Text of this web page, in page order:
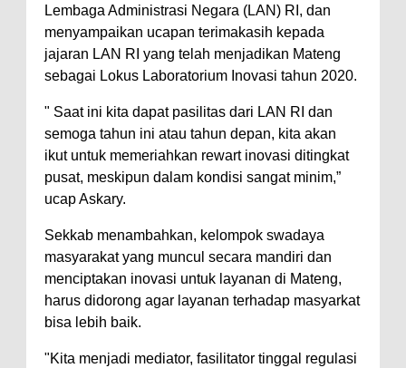
Lembaga Administrasi Negara (LAN) RI, dan
menyampaikan ucapan terimakasih kepada
jajaran LAN RI yang telah menjadikan Mateng
sebagai Lokus Laboratorium Inovasi tahun 2020.
" Saat ini kita dapat pasilitas dari LAN RI dan
semoga tahun ini atau tahun depan, kita akan
ikut untuk memeriahkan rewart inovasi ditingkat
pusat, meskipun dalam kondisi sangat minim,”
ucap Askary.
Sekkab menambahkan, kelompok swadaya
masyarakat yang muncul secara mandiri dan
menciptakan inovasi untuk layanan di Mateng,
harus didorong agar layanan terhadap masyarkat
bisa lebih baik.
"Kita menjadi mediator, fasilitator tinggal regulasi